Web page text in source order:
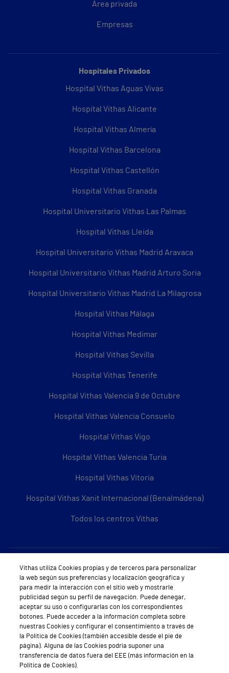
Área privada
Empresas
Hospitales Privados
Hospital Vithas Aguas Vivas
Hospital Vithas Alicante
Hospital Vithas Almería
Hospital Vithas Barcelona
Hospital Vithas Castellón
Hospital Vithas Granada
Hospital Universitario Vithas Las Palmas
Hospital Vithas Lleida
Hospital Universitario Vithas Madrid Aravaca
Hospital Universitario Vithas Madrid Arturo Soria
Hospital Universitario Vithas Madrid La Milagrosa
Hospital Vithas Málaga
Hospital Vithas Medimar
Hospital Vithas Sevilla
Hospital Vithas Tenerife
Hospital Vithas Valencia 9 de Octubre
Hospital Vithas Valencia Consuelo
Hospital Vithas Vigo
Hospital Vithas Valencia Turia
Hospital Vithas Vitoria
Hospital Vithas Xanit Internacional (Benalmádena)
Todos los centros Vithas
Sobre Vithas
Quiénes somos
Trabajar en Vithas
Teléfono Cita Médica
Teléfono Atención al Cliente
Política de seguridad y salud en el trabajo
Vithas utiliza Cookies propias y de terceros para personalizar
la web según sus preferencias y localización geográfica y
para medir la interacción con el sitio web y mostrarle
publicidad según su perfil de navegación. Puede denegar,
aceptar su uso o configurarlas con los correspondientes
botones. Puede acceder a la información completa sobre
nuestras Cookies y configurar el consentimiento a través de
la Política de Cookies (también accesible desde el pie de
página). Alguna de las Cookies podría suponer una
transferencia de datos fuera del EEE (más información en la
Política de Cookies).